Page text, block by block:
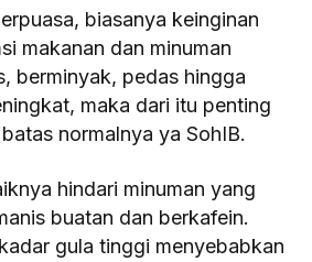
biasanya keinginan
makanan dan minuman
berminyak, pedas hingga
maka dari itu penting
normalnya ya SohIB.
hindari minuman yang
buatan dan berkafein.
gula tinggi menyebabkan